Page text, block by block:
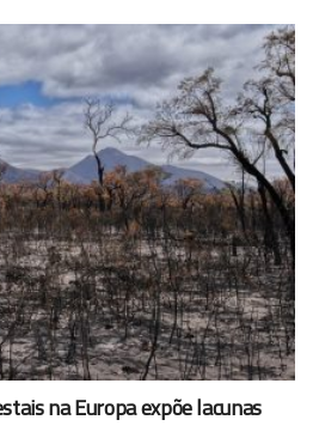
na Europa expõe lacunas